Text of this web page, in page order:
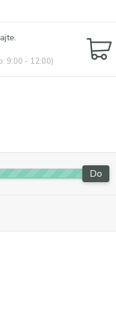
9:00 - 12:00)
Do